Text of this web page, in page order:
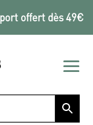
offert dès 49€